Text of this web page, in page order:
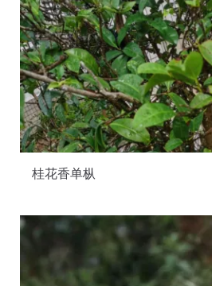
桂花香单枞